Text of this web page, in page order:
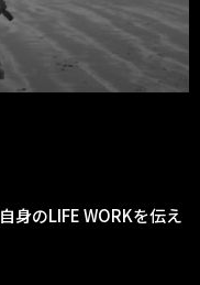
身のLIFE WORKを伝え